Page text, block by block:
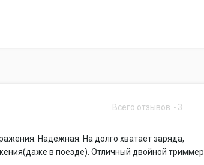
Всего отзывов 3
Надёжная. На долго хватает заряда,
в поезде). Отличный двойной триммер.